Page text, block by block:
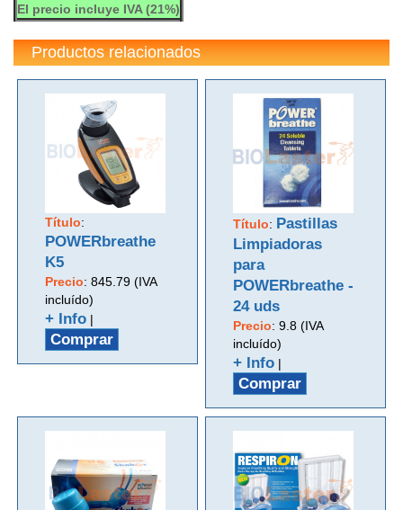
El precio incluye IVA (21%)
Productos relacionados
Título:
POWERbreathe
K5
Precio:845.79 (IVA
incluído)
+ Info |
Comprar
Título: Pastillas
Limpiadoras
para
POWERbreathe -
24 uds
Precio:9.8 (IVA
incluído)
+ Info |
Comprar